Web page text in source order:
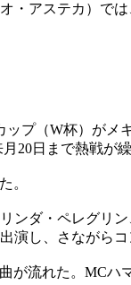
アステカ）で
プ（W杯）が
20日まで熱戦が繰
。
ダ・ペレグリ
演し、さながらコ
流れた。MC